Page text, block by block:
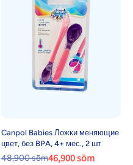
Canpol Babies Ложки меняющие
цвет, без BPA, 4+ мес., 2 шт
48,900 sōm46,900 sōm